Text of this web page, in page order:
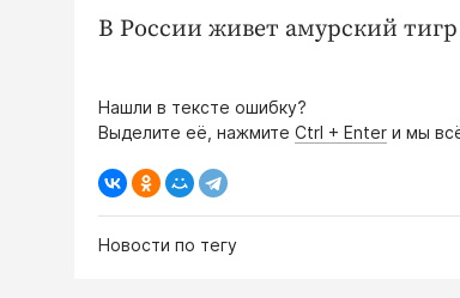
В России живет амурский
Нашли в тексте ошибку?
Выделите её, нажмите Ctrl + Enter и мы
Новости по тегу